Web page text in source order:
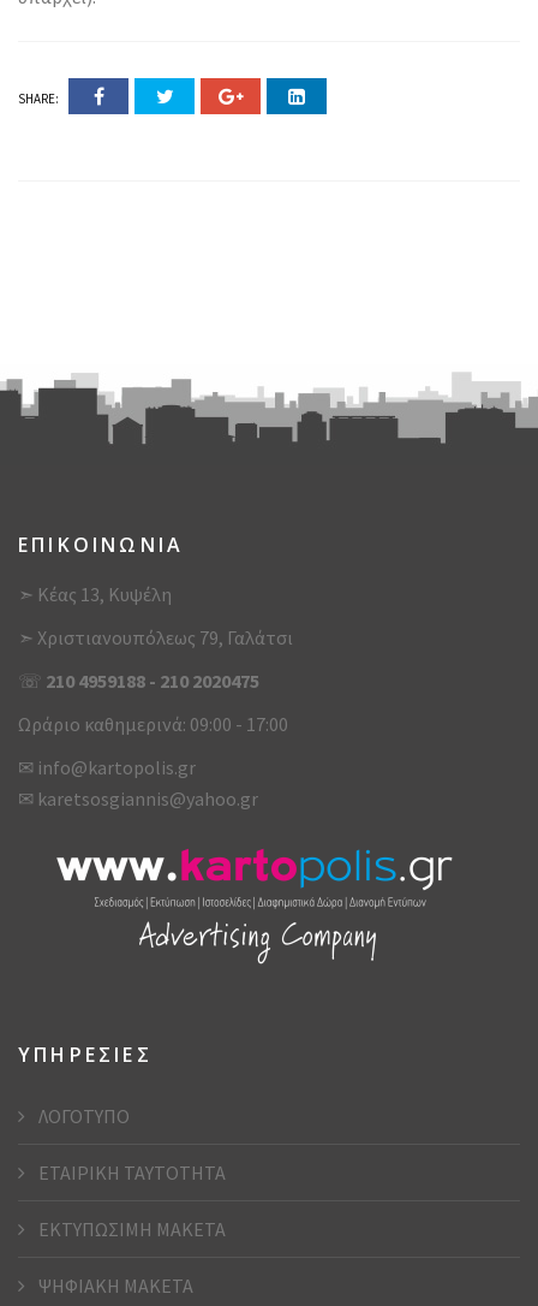
SHARE:
ΕΠΙΚΟΙΝΩΝΙΑ
➣ Κέας 13, Κυψέλη
➣ Χριστιανουπόλεως 79, Γαλάτσι
☏ 210 4959188 - 210 2020475
Ωράριο καθημερινά: 09:00 - 17:00
✉ info@kartopolis.gr
✉ karetsosgiannis@yahoo.gr
ΥΠΗΡΕΣΙΕΣ
ΛΟΓΟΤΥΠΟ
ΕΤΑΙΡΙΚΗ ΤΑΥΤΟΤΗΤΑ
ΕΚΤΥΠΩΣΙΜΗ ΜΑΚΕΤΑ
ΨΗΦΙΑΚΗ ΜΑΚΕΤΑ